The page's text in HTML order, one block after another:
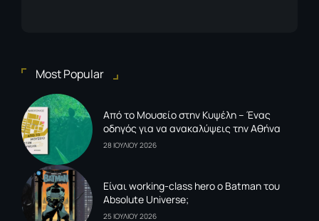
Most Popular
Από το Μουσείο στην Κυψέλη – Ένας
οδηγός για να ανακαλύψεις την Αθήνα
28 ΙΟΥΛΙΟΥ 2026
Είναι working-class hero ο Batman του
Absolute Universe;
25 ΙΟΥΛΙΟΥ 2026